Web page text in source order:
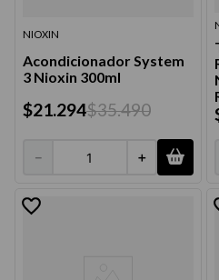
NIOXIN
Acondicionador System
3 Nioxin 300ml
$21.294$35.490
＋
－